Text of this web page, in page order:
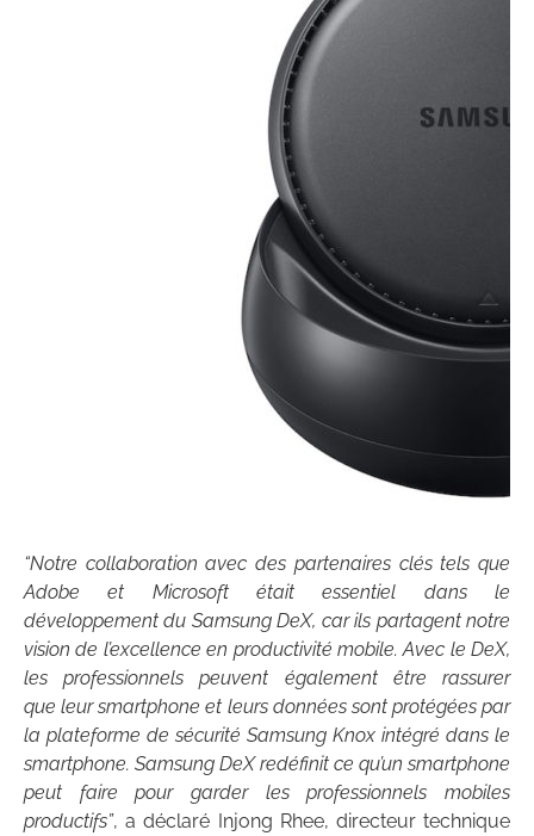
“Notre collaboration avec des partenaires clés tels que
Adobe et Microsoft était essentiel dans le
développement du Samsung DeX, car ils partagent notre
vision de l’excellence en productivité mobile. Avec le DeX,
les professionnels peuvent également être rassurer
que leur smartphone et leurs données sont protégées par
la plateforme de sécurité Samsung Knox intégré dans le
smartphone. Samsung DeX redéfinit ce qu’un smartphone
peut faire pour garder les professionnels mobiles
productifs”, a déclaré Injong Rhee, directeur technique